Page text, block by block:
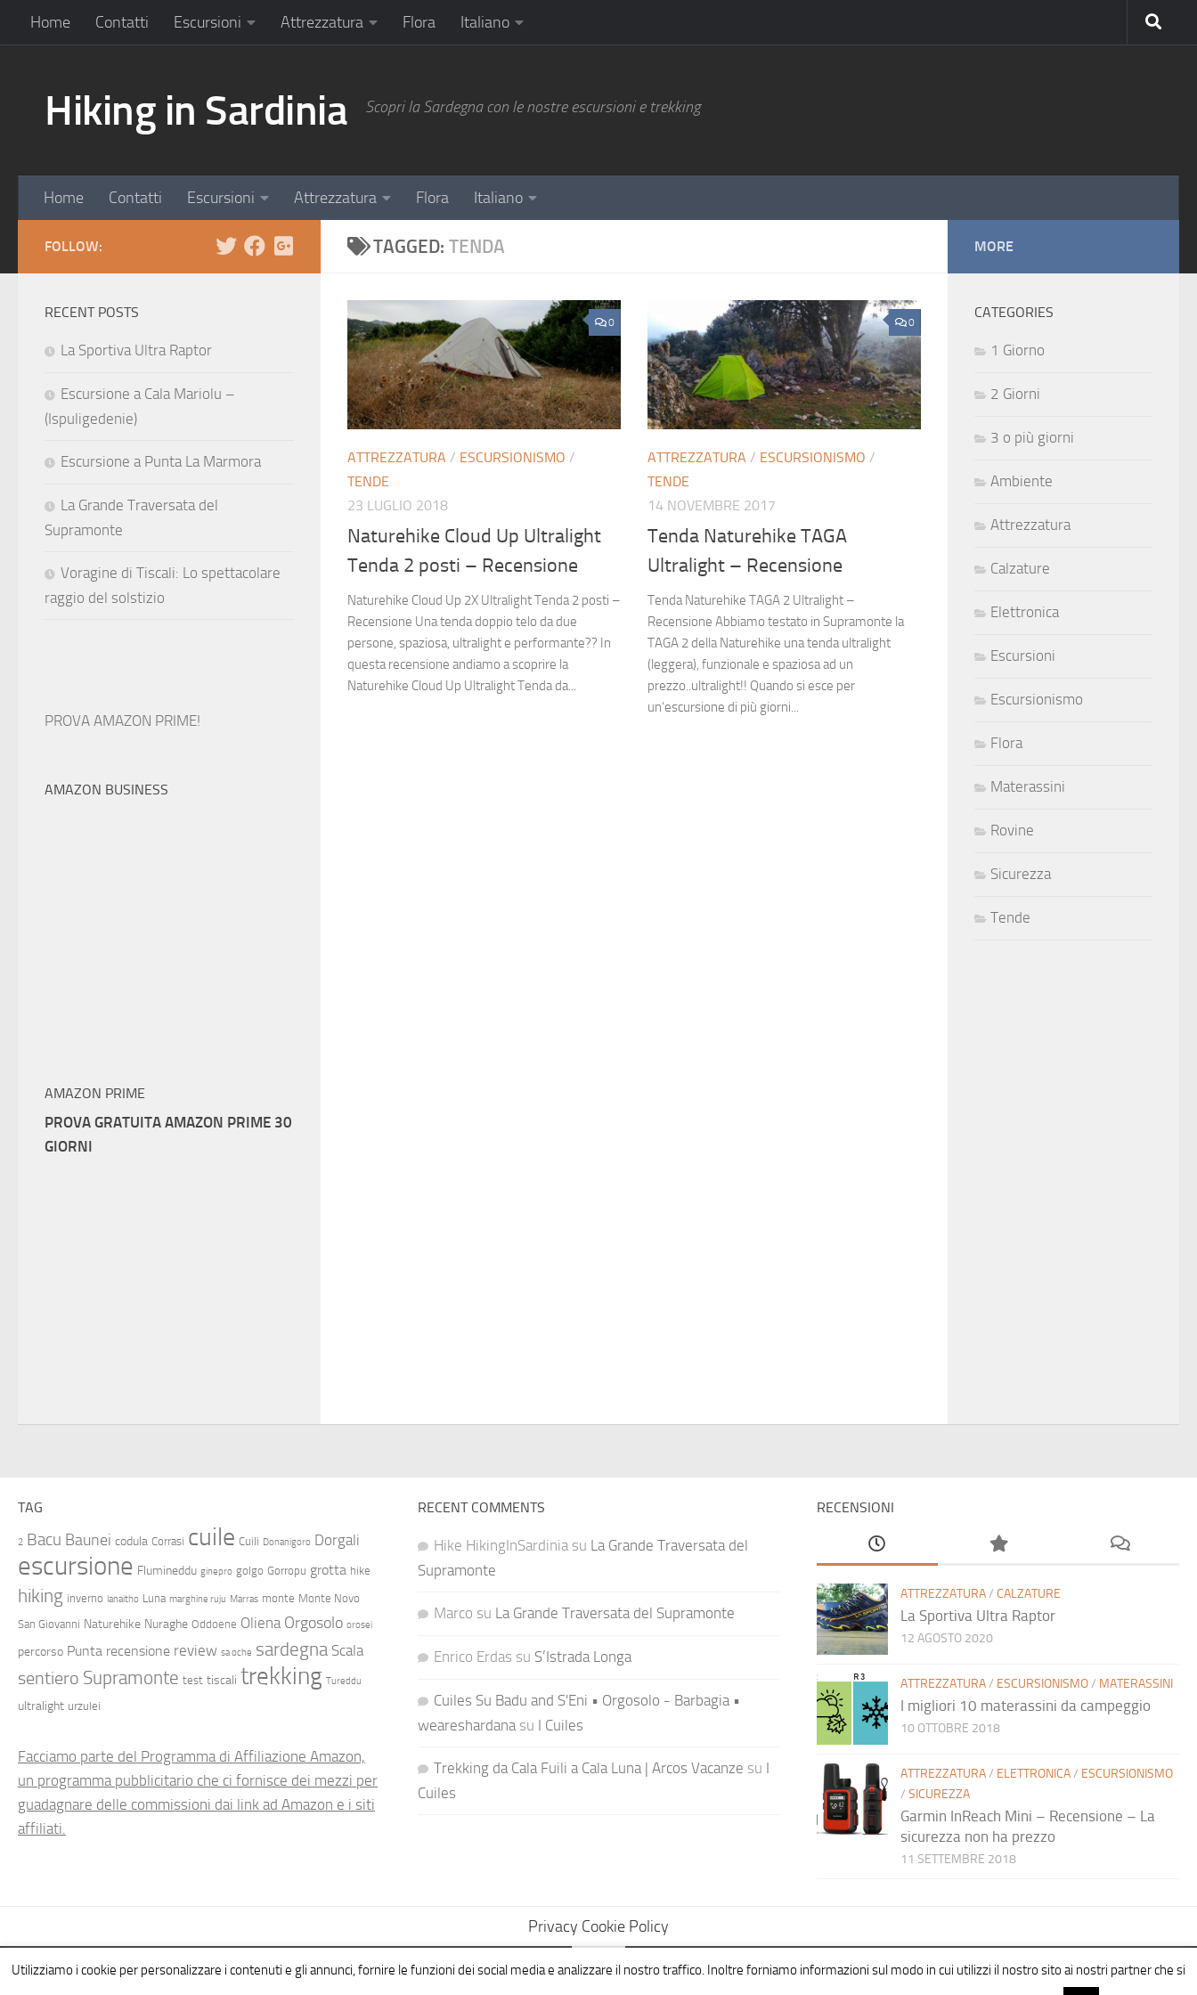
Home Contatti Escursioni Attrezzatura Flora Italiano
Hiking in Sardinia Scopri la Sardegna con le nostre escursioni e trekking
Home Contatti Escursioni Attrezzatura Flora Italiano
TAGGED: TENDA
0
ATTREZZATURA / ESCURSIONISMO /
TENDE
23 LUGLIO 2018
Naturehike Cloud Up Ultralight
Tenda 2 posti – Recensione
Naturehike Cloud Up 2X Ultralight Tenda 2 posti –
Recensione Una tenda doppio telo da due
persone, spaziosa, ultralight e performante?? In
questa recensione andiamo a scoprire la
Naturehike Cloud Up Ultralight Tenda da...
0
ATTREZZATURA / ESCURSIONISMO /
TENDE
14 NOVEMBRE 2017
Tenda Naturehike TAGA
Ultralight – Recensione
Tenda Naturehike TAGA 2 Ultralight –
Recensione Abbiamo testato in Supramonte la
TAGA 2 della Naturehike una tenda ultralight
(leggera), funzionale e spaziosa ad un
prezzo..ultralight!! Quando si esce per
un’escursione di più giorni...
FOLLOW:
RECENT POSTS
La Sportiva Ultra Raptor
Escursione a Cala Mariolu –
(Ispuligedenie)
Escursione a Punta La Marmora
La Grande Traversata del
Supramonte
Voragine di Tiscali: Lo spettacolare
raggio del solstizio
PROVA AMAZON PRIME!
AMAZON BUSINESS
AMAZON PRIME
PROVA GRATUITA AMAZON PRIME 30
GIORNI
MORE
CATEGORIES
1 Giorno
2 Giorni
3 o più giorni
Ambiente
Attrezzatura
Calzature
Elettronica
Escursioni
Escursionismo
Flora
Materassini
Rovine
Sicurezza
Tende
TAG
2 Bacu Baunei codula Corrasi cuile Cuili Donanigoro Dorgali
escursione Flumineddu ginepro golgo Gorropu grotta hike
hiking inverno lanaitho Luna marghine ruju Marras monte Monte Novo
San Giovanni Naturehike Nuraghe Oddoene Oliena Orgosolo orosei
percorso Punta recensione review sa oche sardegna Scala
sentiero Supramonte test tiscali trekking Tureddu
ultralight urzulei
Facciamo parte del Programma di Affiliazione Amazon,
un programma pubblicitario che ci fornisce dei mezzi per
guadagnare delle commissioni dai link ad Amazon e i siti
affiliati.
RECENT COMMENTS
Hike HikingInSardiniasu La Grande Traversata del
Supramonte
Marco su La Grande Traversata del Supramonte
Enrico Erdas su S’Istrada Longa
Cuiles Su Badu and S'Eni • Orgosolo - Barbagia •
weareshardanasu I Cuiles
Trekking da Cala Fuili a Cala Luna | Arcos Vacanze su I
Cuiles
RECENSIONI
ATTREZZATURA/CALZATURE
La Sportiva Ultra Raptor
12 AGOSTO 2020
ATTREZZATURA/ ESCURSIONISMO/ MATERASSINI
I migliori 10 materassini da campeggio
10 OTTOBRE 2018
ATTREZZATURA/ ELETTRONICA/ ESCURSIONISMO
/SICUREZZA
Garmin InReach Mini – Recensione – La
sicurezza non ha prezzo
11 SETTEMBRE 2018
Privacy Cookie Policy
Utilizziamo i cookie per personalizzare i contenuti e gli annunci, fornire le funzioni dei social media e analizzare il nostro traffico. Inoltre forniamo informazioni sul modo in cui utilizzi il nostro sito ai nostri partner che si